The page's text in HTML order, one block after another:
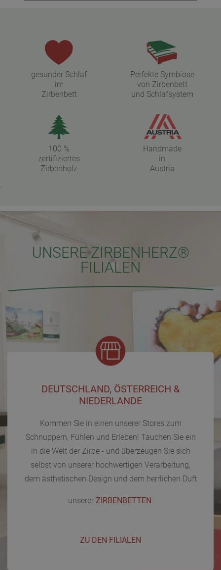
gesunder Schlaf
im
Zirbenbett
Perfekte Symbiose
von Zirbenbett
und Schlafsystem
100 %
zertifiziertes
Zirbenholz
Handmade
in
Austria
UNSERE ZIRBENHERZ®
FILIALEN
DEUTSCHLAND, ÖSTERREICH &
NIEDERLANDE
Kommen Sie in einen unserer Stores zum
Schnuppern, Fühlen und Erleben! Tauchen Sie ein
in die Welt der Zirbe - und überzeugen Sie sich
selbst von unserer hochwertigen Verarbeitung,
dem ästhetischen Design und dem herrlichen Duft
unserer ZIRBENBETTEN.
ZU DEN FILIALEN
.